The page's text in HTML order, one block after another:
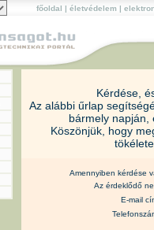
főoldal | életvédelem |
Kérdése,
Az alábbi űrlap
bármely napján,
Köszönjük, hogy
Amennyiben kérdése
Az érdeklődő
E-mail